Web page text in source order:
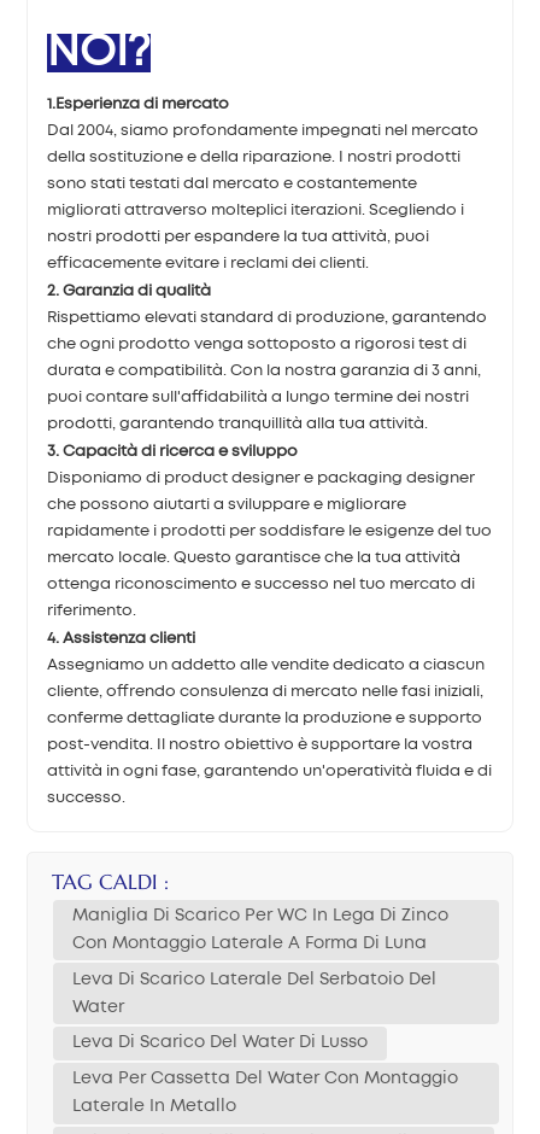
NOI?
1.Esperienza di mercato
Dal 2004, siamo profondamente impegnati nel mercato
della sostituzione e della riparazione. I nostri prodotti
sono stati testati dal mercato e costantemente
migliorati attraverso molteplici iterazioni. Scegliendo i
nostri prodotti per espandere la tua attività, puoi
efficacemente evitare i reclami dei clienti.
2. Garanzia di qualità
Rispettiamo elevati standard di produzione, garantendo
che ogni prodotto venga sottoposto a rigorosi test di
durata e compatibilità. Con la nostra garanzia di 3 anni,
puoi contare sull'affidabilità a lungo termine dei nostri
prodotti, garantendo tranquillità alla tua attività.
3. Capacità di ricerca e sviluppo
Disponiamo di product designer e packaging designer
che possono aiutarti a sviluppare e migliorare
rapidamente i prodotti per soddisfare le esigenze del tuo
mercato locale. Questo garantisce che la tua attività
ottenga riconoscimento e successo nel tuo mercato di
riferimento.
4. Assistenza clienti
Assegniamo un addetto alle vendite dedicato a ciascun
cliente, offrendo consulenza di mercato nelle fasi iniziali,
conferme dettagliate durante la produzione e supporto
post-vendita. Il nostro obiettivo è supportare la vostra
attività in ogni fase, garantendo un'operatività fluida e di
successo.
TAG CALDI :
Maniglia Di Scarico Per WC In Lega Di Zinco
Con Montaggio Laterale A Forma Di Luna
Leva Di Scarico Laterale Del Serbatoio Del
Water
Leva Di Scarico Del Water Di Lusso
Leva Per Cassetta Del Water Con Montaggio
Laterale In Metallo